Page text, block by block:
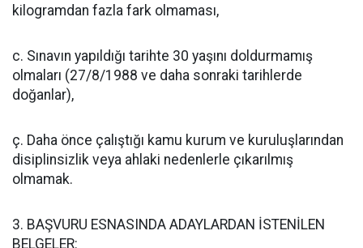
kilogramdan fazla fark olmaması,
c. Sınavın yapıldığı tarihte 30 yaşını doldurmamış
olmaları (27/8/1988 ve daha sonraki tarihlerde
doğanlar),
ç. Daha önce çalıştığı kamu kurum ve kuruluşlarından
disiplinsizlik veya ahlaki nedenlerle çıkarılmış
olmamak.
3. BAŞVURU ESNASINDA ADAYLARDAN İSTENİLEN
BELGELER: